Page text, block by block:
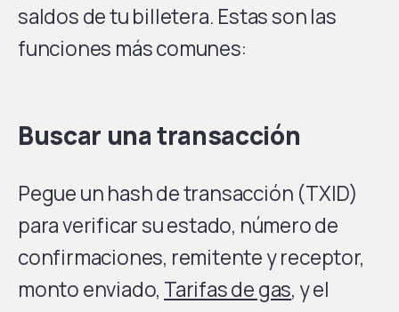
saldos de tu billetera. Estas son las
funciones más comunes:
Buscar una transacción
Pegue un hash de transacción (TXID)
para verificar su estado, número de
confirmaciones, remitente y receptor,
monto enviado, Tarifas de gas, y el